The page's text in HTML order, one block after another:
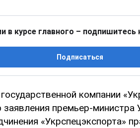
в курсе главного – подпишитесь
Подписаться
компании
заявления премьер-
«Укрспецэкспорта»